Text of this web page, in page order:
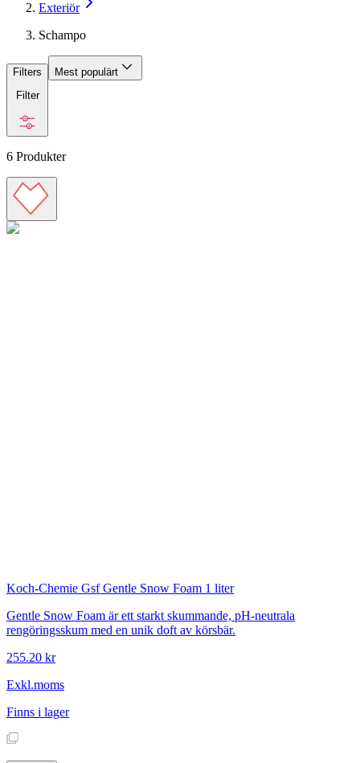
Exteriör
Schampo
Filters
Filter
Mest populärt
6 Produkter
Koch-Chemie Gsf Gentle Snow Foam 1 liter
Gentle Snow Foam är ett starkt skummande, pH-neutrala
rengöringsskum med en unik doft av körsbär.
255.20 kr
Exkl.moms
Finns i lager